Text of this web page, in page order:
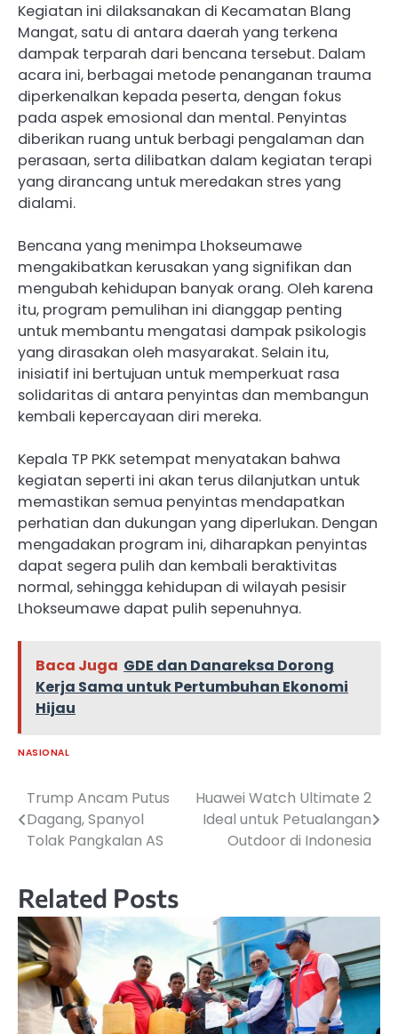
Kegiatan ini dilaksanakan di Kecamatan Blang
Mangat, satu di antara daerah yang terkena
dampak terparah dari bencana tersebut. Dalam
acara ini, berbagai metode penanganan trauma
diperkenalkan kepada peserta, dengan fokus
pada aspek emosional dan mental. Penyintas
diberikan ruang untuk berbagi pengalaman dan
perasaan, serta dilibatkan dalam kegiatan terapi
yang dirancang untuk meredakan stres yang
dialami.
Bencana yang menimpa Lhokseumawe
mengakibatkan kerusakan yang signifikan dan
mengubah kehidupan banyak orang. Oleh karena
itu, program pemulihan ini dianggap penting
untuk membantu mengatasi dampak psikologis
yang dirasakan oleh masyarakat. Selain itu,
inisiatif ini bertujuan untuk memperkuat rasa
solidaritas di antara penyintas dan membangun
kembali kepercayaan diri mereka.
Kepala TP PKK setempat menyatakan bahwa
kegiatan seperti ini akan terus dilanjutkan untuk
memastikan semua penyintas mendapatkan
perhatian dan dukungan yang diperlukan. Dengan
mengadakan program ini, diharapkan penyintas
dapat segera pulih dan kembali beraktivitas
normal, sehingga kehidupan di wilayah pesisir
Lhokseumawe dapat pulih sepenuhnya.
Baca Juga GDE dan Danareksa Dorong
Kerja Sama untuk Pertumbuhan Ekonomi
Hijau
NASIONAL
Navigasi
pos
Trump Ancam Putus
Dagang, Spanyol
Tolak Pangkalan AS
Huawei Watch Ultimate 2
Ideal untuk Petualangan
Outdoor di Indonesia
Related Posts